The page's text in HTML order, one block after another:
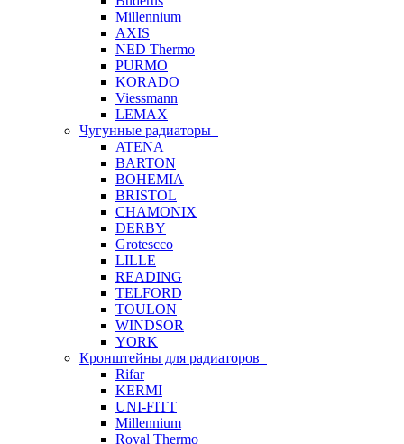
Millennium
AXIS
NED Thermo
PURMO
KORADO
Viessmann
LEMAX
Чугунные радиаторы
ATENA
BARTON
BOHEMIA
BRISTOL
CHAMONIX
DERBY
Grotescco
LILLE
READING
TELFORD
TOULON
WINDSOR
YORK
Кронштейны для радиаторов
Rifar
KERMI
UNI-FITT
Millennium
Royal Thermo